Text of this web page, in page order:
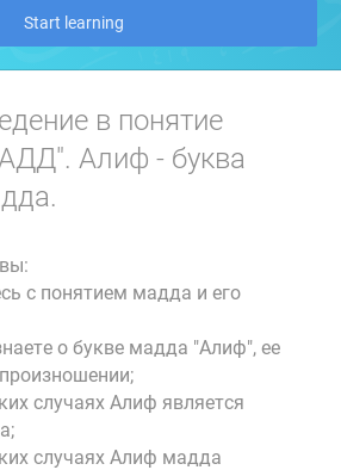
Start learning
в понятие
Алиф - буква
с понятием мадда и его
о букве мадда "Алиф", ее
случаях Алиф является
случаях Алиф мадда